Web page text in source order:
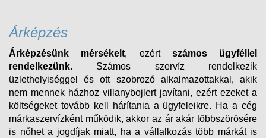
Árképzés
Árképzésünk mérsékelt, ezért számos ügyféllel
rendelkezünk. Számos szervíz rendelkezik
üzlethelyiséggel és ott szobrozó alkalmazottakkal, akik
nem mennek házhoz villanybojlert javítani, ezért ezeket a
költségeket tovább kell hárítania a ügyfeleikre. Ha a cég
márkaszervízként működik, akkor az ár akár többszörösére
is nőhet a jogdíjak miatt, ha a vállalkozás több márkát is